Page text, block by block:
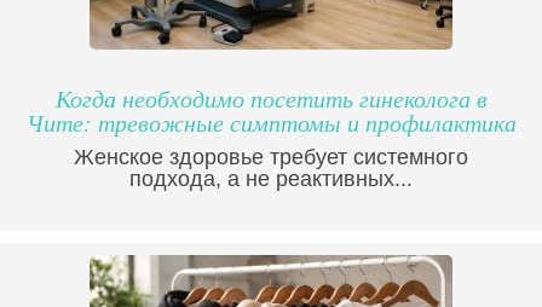
Когда необходимо посетить гинеколога в
Чите: тревожные симптомы и профилактика
Женское здоровье требует системного
подхода, а не реактивных...